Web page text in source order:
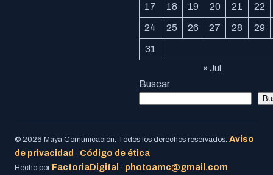
17 18 19 20 21 22
24 25 26 27 28 29
31
« Jul
Buscar
© 2026 Maya Comunicación. Todos los derechos reservados. Aviso
de privacidad · Código de ética
Hecho por FactoriaDigital · photoamc@gmail.com